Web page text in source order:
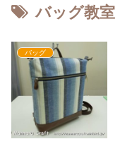
バッグ教室
バッグ